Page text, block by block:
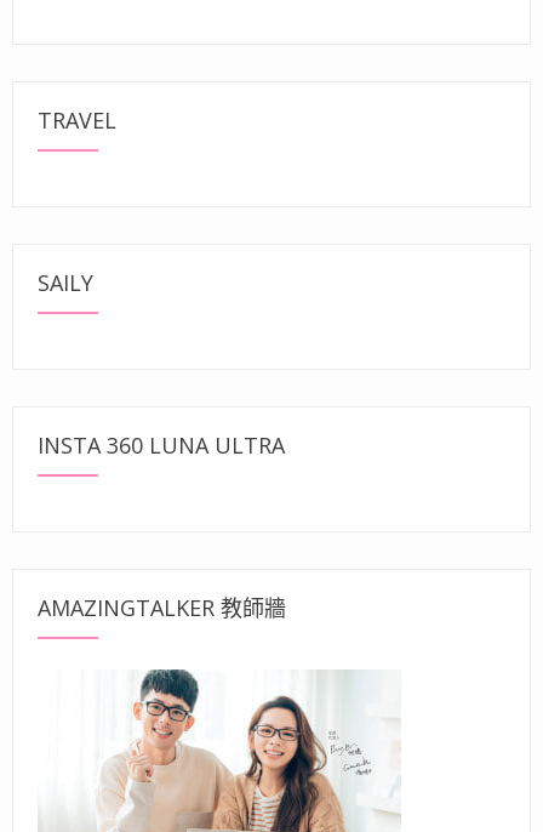
TRAVEL
SAILY
INSTA 360 LUNA ULTRA
AMAZINGTALKER 教師牆